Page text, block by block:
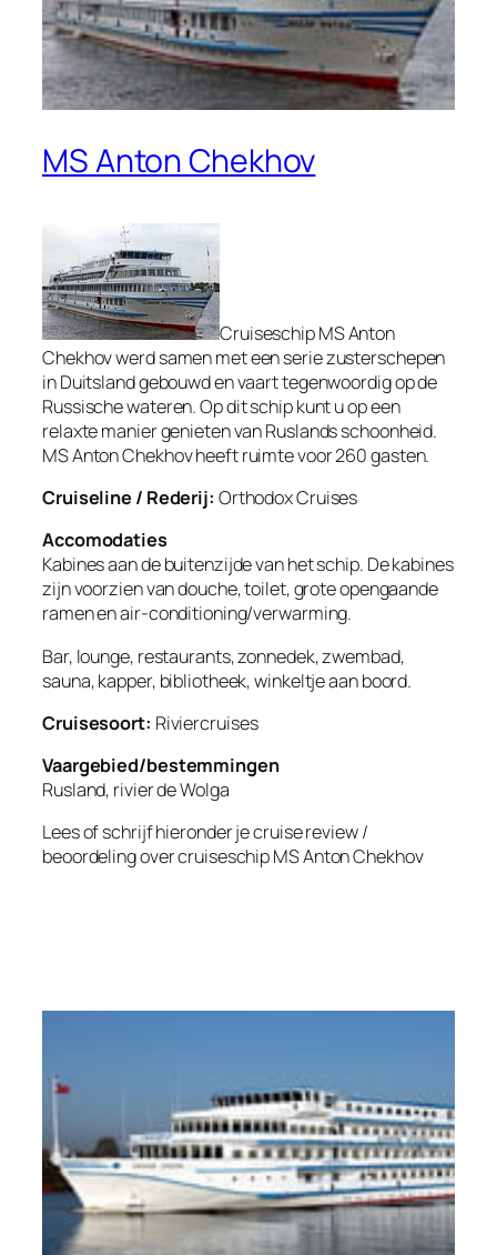
MS Anton Chekhov
Cruiseschip MS Anton
Chekhov werd samen met een serie zusterschepen
in Duitsland gebouwd en vaart tegenwoordig op de
Russische wateren. Op dit schip kunt u op een
relaxte manier genieten van Ruslands schoonheid.
MS Anton Chekhov heeft ruimte voor 260 gasten.
Cruiseline / Rederij: Orthodox Cruises
Accomodaties
Kabines aan de buitenzijde van het schip. De kabines
zijn voorzien van douche, toilet, grote opengaande
ramen en air-conditioning/verwarming.
Bar, lounge, restaurants, zonnedek, zwembad,
sauna, kapper, bibliotheek, winkeltje aan boord.
Cruisesoort: Riviercruises
Vaargebied/bestemmingen
Rusland, rivier de Wolga
Lees of schrijf hieronder je cruise review /
beoordeling over cruiseschipMS Anton Chekhov